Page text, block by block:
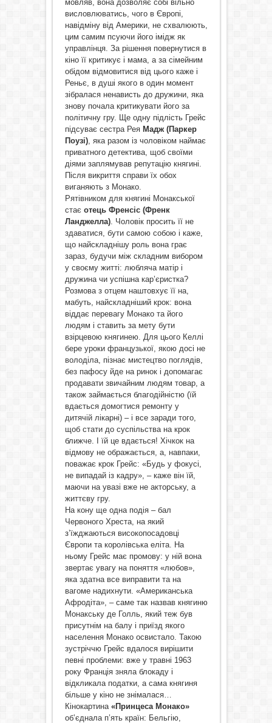
мовляв, вона дозволяє собі вільно
висловлюватись, чого в Європі,
навідміну від Америки, не схвалюють,
цим самим псуючи його імідж як
управлінця. За рішення повернутися в
кіно її критикує і мама, а за сімейним
обідом відмовитися від цього каже і
Реньє, в душі якого в один момент
зібралася ненависть до дружини, яка
знову почала критикувати його за
політичну гру. Ще одну підлість Грейс
підсуває сестра Рея Мадж (Паркер
Поузі), яка разом із чоловіком наймає
приватного детектива, щоб своїми
діями заплямував репутацію княгині.
Після викриття справи їх обох
виганяють з Монако.
Рятівником для княгині Монакської
стає отець Френсіс (Френк
Ланджелла). Чоловік просить її не
здаватися, бути самою собою і каже,
що найскладнішу роль вона грає
зараз, будучи між складним вибором
у своєму житті: любляча матір і
дружина чи успішна кар’єристка?
Розмова з отцем наштовхує її на,
мабуть, найскладніший крок: вона
віддає перевагу Монако та його
людям і ставить за мету бути
взірцевою княгинею. Для цього Келлі
бере уроки французької, якою досі не
володіла, пізнає мистецтво поглядів,
без пафосу йде на ринок і допомагає
продавати звичайним людям товар, а
також займається благодійністю (їй
вдається домогтися ремонту у
дитячій лікарні) – і все заради того,
щоб стати до суспільства на крок
ближче. І їй це вдається! Хічкок на
відмову не ображається, а, навпаки,
поважає крок Грейс: «Будь у фокусі,
не випадай із кадру», – каже він їй,
маючи на увазі вже не акторську, а
життєву гру.
На кону ще одна подія – бал
Червоного Хреста, на який
з’їжджаються високопосадовці
Європи та королівська еліта. На
ньому Грейс має промову: у ній вона
звертає увагу на поняття «любов»,
яка здатна все виправити та на
вагоме надихнути. «Американська
Афродіта», – саме так назвав княгиню
Монакську де Голль, який теж був
присутнім на балу і приїзд якого
населення Монако освистало. Такою
зустріччю Грейс вдалося вирішити
певні проблеми: вже у травні 1963
року Франція зняла блокаду і
відкликала податки, а сама княгиня
більше у кіно не знімалася…
Кінокартина «Принцеса Монако»
об’єднала п’ять країн: Бельгію,